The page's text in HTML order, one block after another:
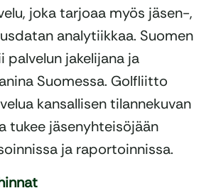
joka tarjoaa myös jäsen-,
analytiikkaa. Suomen
jakelijana ja
Suomessa. Golfliitto
kansallisen tilannekuvan
tukee jäsenyhteisöjään
ja raportoinnissa.